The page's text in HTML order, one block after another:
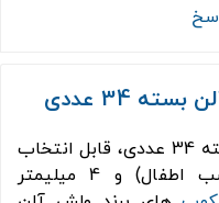
34 عددی
اسپکولا یکبار مصرف ولش آلن بسته 34 عددی، قابل انتخاب
در سایزهای 2.5 میلیمتر (مناسب اطفال) و 4 میلیمتر